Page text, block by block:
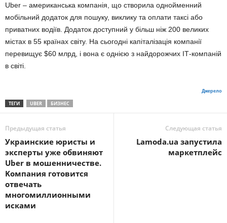
Uber – американська компанія, що створила однойменний
мобільний додаток для пошуку, виклику та оплати таксі або
приватних водіїв. Додаток доступний у більш ніж 200 великих
містах в 55 країнах світу. На сьогодні капіталізація компанії
перевищує $60 млрд, і вона є однією з найдорожчих ІТ-компаній
в світі.
Джерело
ТЕГИ UBER БИЗНЕС
Предыдущая статья
Украинские юристы и
эксперты уже обвиняют
Uber в мошенничестве.
Kомпания готовится
отвечать
многомиллионными
исками
Следующая статья
Lamoda.ua запустила
маркетплейс